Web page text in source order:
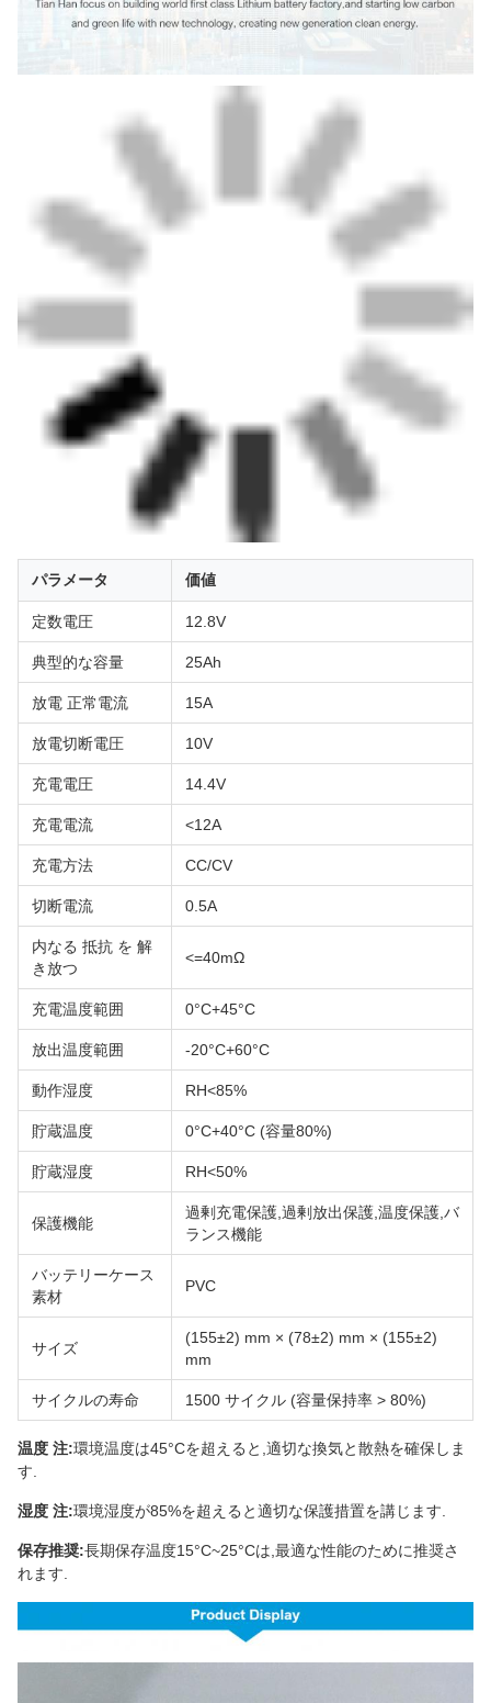
パラメータ 価値
定数電圧 12.8V
典型的な容量 25Ah
放電 正常電流 15A
放電切断電圧 10V
充電電圧 14.4V
充電電流 <12A
充電方法 CC/CV
切断電流 0.5A
内なる 抵抗 を 解
き放つ
<=40mΩ
充電温度範囲 0°C+45°C
放出温度範囲 -20°C+60°C
動作湿度 RH<85%
貯蔵温度 0°C+40°C (容量80%)
貯蔵湿度 RH<50%
保護機能
過剰充電保護,過剰放出保護,温度保護,バ
ランス機能
バッテリーケース
素材
PVC
サイズ
(155±2) mm × (78±2) mm × (155±2)
mm
サイクルの寿命 1500 サイクル (容量保持率 > 80%)
温度 注:環境温度は45°Cを超えると,適切な換気と散熱を確保しま
す.
湿度 注:環境湿度が85%を超えると適切な保護措置を講じます.
保存推奨:長期保存温度15°C~25°Cは,最適な性能のために推奨さ
れます.